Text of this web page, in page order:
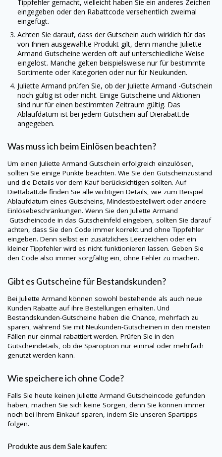
Tippfehler gemacht, vielleicht haben Sie ein anderes Zeichen
eingegeben oder den Rabattcode versehentlich zweimal
eingefügt.
Achten Sie darauf, dass der Gutschein auch wirklich für das
von Ihnen ausgewählte Produkt gilt, denn manche Juliette
Armand Gutscheine werden oft auf unterschiedliche Weise
eingelöst. Manche gelten beispielsweise nur für bestimmte
Sortimente oder Kategorien oder nur für Neukunden.
Juliette Armand prüfen Sie, ob der Juliette Armand -Gutschein
noch gültig ist oder nicht. Einige Gutscheine und Aktionen
sind nur für einen bestimmten Zeitraum gültig. Das
Ablaufdatum ist bei jedem Gutschein aufDierabatt.de
angegeben.
Was muss ich beim Einlösen beachten?
Um einen Juliette Armand Gutschein erfolgreich einzulösen,
sollten Sie einige Punkte beachten. Wie Sie den Gutscheinzustand
und die Details vor dem Kauf berücksichtigen sollten. Auf
DieRabatt.de finden Sie alle wichtigen Details, wie zum Beispiel
Ablaufdatum eines Gutscheins, Mindestbestellwert oder andere
Einlösebeschränkungen. Wenn Sie den Juliette Armand
Gutscheincode in das Gutscheinfeld eingeben, sollten Sie darauf
achten, dass Sie den Code immer korrekt und ohne Tippfehler
eingeben. Denn selbst ein zusätzliches Leerzeichen oder ein
kleiner Tippfehler wird es nicht funktionieren lassen. Geben Sie
den Code also immer sorgfältig ein, ohne Fehler zu machen.
Gibt es Gutscheine für Bestandskunden?
Bei Juliette Armand können sowohl bestehende als auch neue
Kunden Rabatte auf ihre Bestellungen erhalten. Und
Bestandskunden-Gutscheine haben die Chance, mehrfach zu
sparen, während Sie mit Neukunden-Gutscheinen in den meisten
Fällen nur einmal rabattiert werden. Prüfen Sie in den
Gutscheindetails, ob die Sparoption nur einmal oder mehrfach
genutzt werden kann.
Wie speichere ich ohne Code?
Falls Sie heute keinen Juliette Armand Gutscheincode gefunden
haben, machen Sie sich keine Sorgen, denn Sie können immer
noch bei Ihrem Einkauf sparen, indem Sie unseren Spartipps
folgen.
Produkte aus dem Sale kaufen: